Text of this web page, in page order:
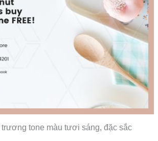
trương tone màu tươi sáng, đặc sắc